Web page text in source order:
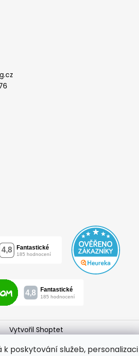
k poskytování služeb, personalizaci
Vytvořil Shoptet
. Všechna práva vyhrazena.
nastavení cookies